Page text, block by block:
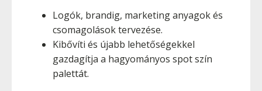
Logók, brandig, marketing anyagok és
csomagolások tervezése.
Kibővíti és újabb lehetőségekkel
gazdagítja a hagyományos spot szín
palettát.